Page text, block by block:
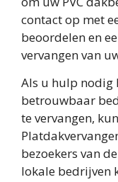
contact op met
beoordelen en
vervangen van
Als u hulp nodig
betrouwbaar
te vervangen,
bezoekers van
lokale bedrijven